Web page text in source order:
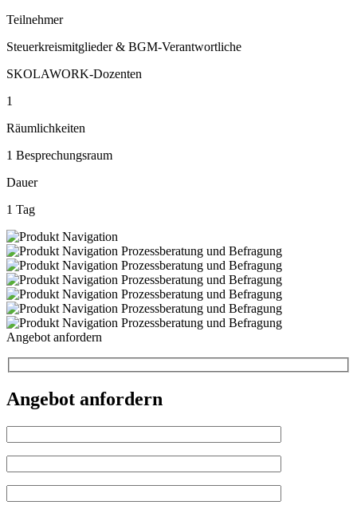
Teilnehmer
Steuerkreismitglieder & BGM-Verantwortliche
SKOLAWORK-Dozenten
1
Räumlichkeiten
1 Besprechungsraum
Dauer
1 Tag
Angebot anfordern
Angebot anfordern